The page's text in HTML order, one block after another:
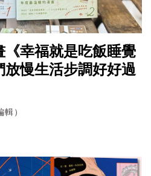
《幸福就是吃飯睡覺
慢生活步調好好過
）